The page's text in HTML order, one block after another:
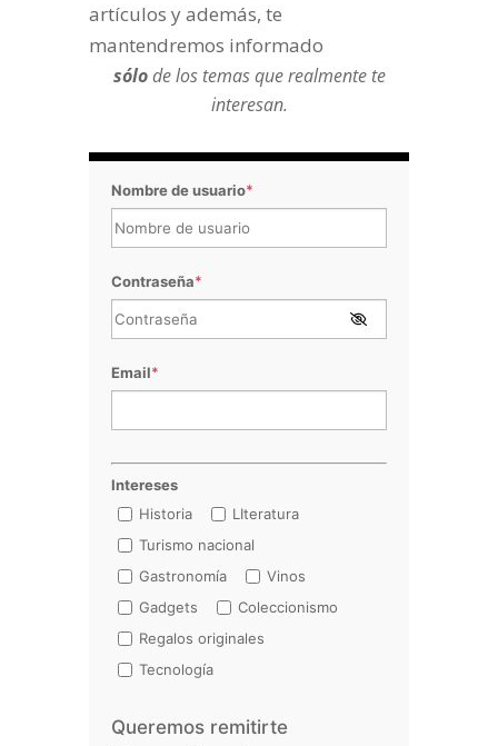
artículos y además, te
mantendremos informado
sólode los temas que realmente te
interesan.
Nombre de usuario*
Contraseña*
Email*
Intereses
Historia
LIteratura
Turismo nacional
Gastronomía
Vinos
Gadgets
Coleccionismo
Regalos originales
Tecnología
Queremos remitirte